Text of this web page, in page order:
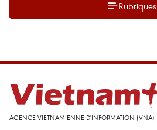
Rubriques
AGENCE VIETNAMIENNE D'INFORMATION (VNA)